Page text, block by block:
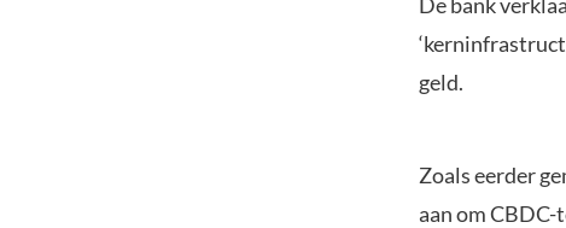
geld.
Zoals eerder
aan om CBDC-